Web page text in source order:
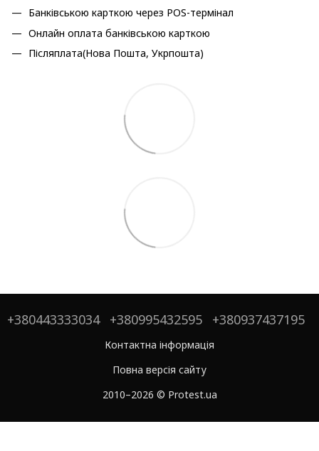
Банківською карткою через POS-термінал
Онлайн оплата банківською карткою
Післяплата(Нова Пошта, Укрпошта)
+380443333034 +380995432595 +380937437195
Контактна інформація
Повна версія сайту
2010–2026 © Protest.ua